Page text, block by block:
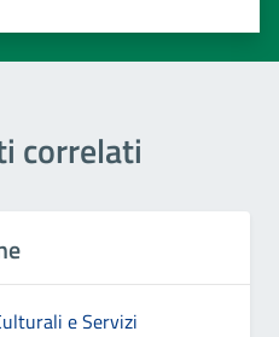
su 5
5
correlati
e Servizi